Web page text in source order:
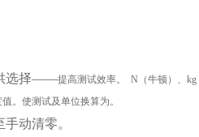
选择——提高测试效率。 N（牛顿）、
。使测试及单位换算为。
动清零。